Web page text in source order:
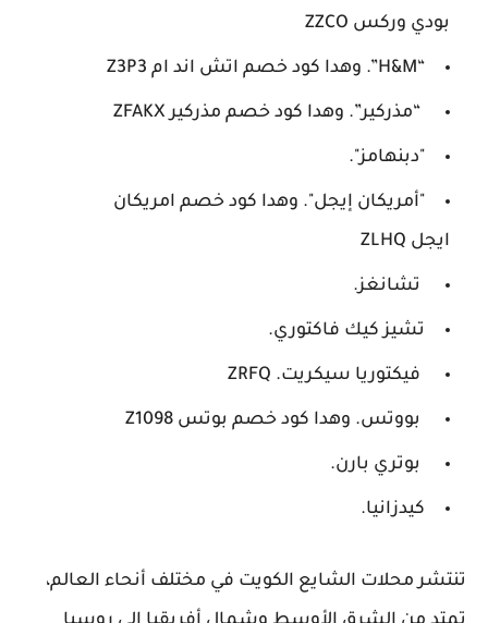
بودي وركس ZZCO
“H&M”. وهدا كود خصم اتش اند ام Z3P3
“مذركير”. وهدا كود خصم مذركير ZFAKX
"دبنهامز".
"أمريكان إيجل". وهدا كود خصم امريكان
ايجل ZLHQ
تشانغز.
تشيز كيك فاكتوري.
فيكتوريا سيكريت. ZRFQ
بووتس. وهدا كود خصم بوتس Z1098
بوتري بارن.
كيدزانيا.
تنتشر محلات الشايع الكويت في مختلف أنحاء العالم،